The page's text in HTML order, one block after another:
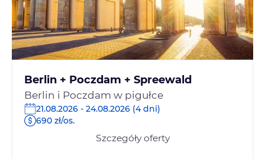
Berlin + Poczdam + Spreewald
Berlin i Poczdam w pigułce
21.08.2026 - 24.08.2026 (4 dni)
690 zł/os.
Szczegóły oferty